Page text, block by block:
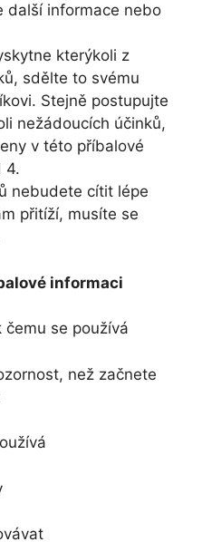
další informace nebo
kterýkoli z
sdělte to svému
Stejně postupujte
nežádoucích účinků,
v této příbalové
4.
nebudete cítit lépe
přitíží, musíte se
informaci
čemu se používá
než začnete